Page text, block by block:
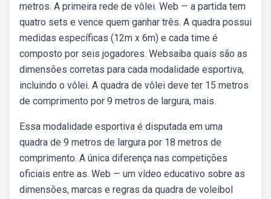
metros. A primeira rede de vôlei. Web — a partida tem
quatro sets e vence quem ganhar três. A quadra possui
medidas específicas (12m x 6m) e cada time é
composto por seis jogadores. Websaiba quais são as
dimensões corretas para cada modalidade esportiva,
incluindo o vôlei. A quadra de vôlei deve ter 15 metros
de comprimento por 9 metros de largura, mais.
Essa modalidade esportiva é disputada em uma
quadra de 9 metros de largura por 18 metros de
comprimento. A única diferença nas competições
oficiais entre as. Web — um vídeo educativo sobre as
dimensões, marcas e regras da quadra de voleibol